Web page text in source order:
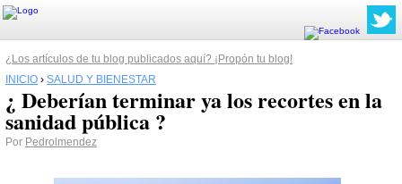
¿Los artículos de tu blog publicados aquí? ¡Propón tu blog!
INICIO › SALUD Y BIENESTAR
¿ Deberían terminar ya los recortes en la
sanidad pública ?
Por Pedrolmendez